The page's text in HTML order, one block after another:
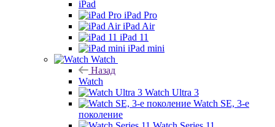
iPad
iPad Pro
iPad Air
iPad 11
iPad mini
Watch
Назад
Watch
Watch Ultra 3
Watch SE, 3-е
поколение